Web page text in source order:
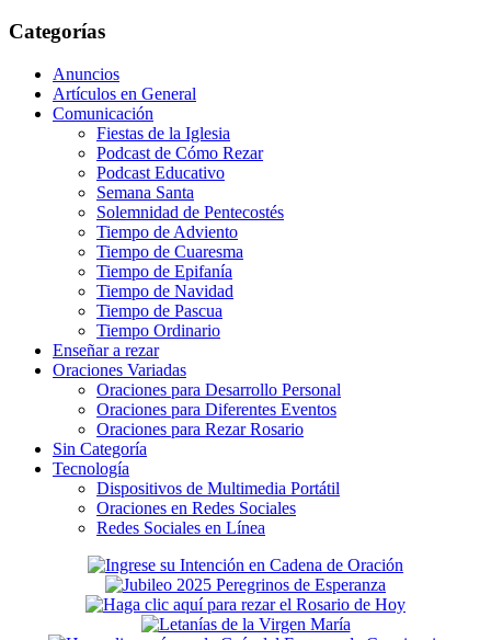
Categorías
Anuncios
Artículos en General
Comunicación
Fiestas de la Iglesia
Podcast de Cómo Rezar
Podcast Educativo
Semana Santa
Solemnidad de Pentecostés
Tiempo de Adviento
Tiempo de Cuaresma
Tiempo de Epifanía
Tiempo de Navidad
Tiempo de Pascua
Tiempo Ordinario
Enseñar a rezar
Oraciones Variadas
Oraciones para Desarrollo Personal
Oraciones para Diferentes Eventos
Oraciones para Rezar Rosario
Sin Categoría
Tecnología
Dispositivos de Multimedia Portátil
Oraciones en Redes Sociales
Redes Sociales en Línea
Secondary
Sidebar